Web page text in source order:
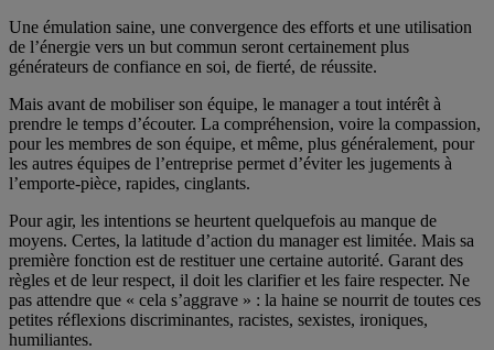
Une émulation saine, une convergence des efforts et une utilisation
de l’énergie vers un but commun seront certainement plus
générateurs de confiance en soi, de fierté, de réussite.
Mais avant de mobiliser son équipe, le manager a tout intérêt à
prendre le temps d’écouter. La compréhension, voire la compassion,
pour les membres de son équipe, et même, plus généralement, pour
les autres équipes de l’entreprise permet d’éviter les jugements à
l’emporte-pièce, rapides, cinglants.
Pour agir, les intentions se heurtent quelquefois au manque de
moyens. Certes, la latitude d’action du manager est limitée. Mais sa
première fonction est de restituer une certaine autorité. Garant des
règles et de leur respect, il doit les clarifier et les faire respecter. Ne
pas attendre que « cela s’aggrave » : la haine se nourrit de toutes ces
petites réflexions discriminantes, racistes, sexistes, ironiques,
humiliantes.